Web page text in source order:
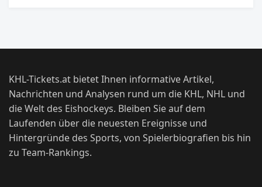
KHL-Tickets.at bietet Ihnen informative Artikel,
Nachrichten und Analysen rund um die KHL, NHL und
die Welt des Eishockeys. Bleiben Sie auf dem
Laufenden über die neuesten Ereignisse und
Hintergründe des Sports, von Spielerbiografien bis hin
zu Team-Rankings.